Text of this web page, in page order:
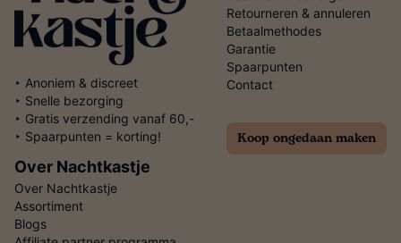
‣ Anoniem & discreet
‣ Snelle bezorging
‣ Gratis verzending vanaf 60,-
‣ Spaarpunten = korting!
Retourneren & annuleren
Betaalmethodes
Garantie
Spaarpunten
Contact
Koop ongedaan maken
Over Nachtkastje
Over Nachtkastje
Assortiment
Blogs